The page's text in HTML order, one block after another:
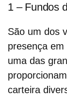
1 – Fundos
São um dos
presença
uma das
carteira